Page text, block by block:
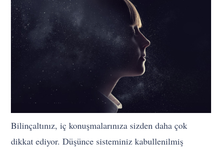
Bilinçaltınız, iç konuşmalarınıza sizden daha çok
dikkat ediyor. Düşünce sisteminiz kabullenilmiş